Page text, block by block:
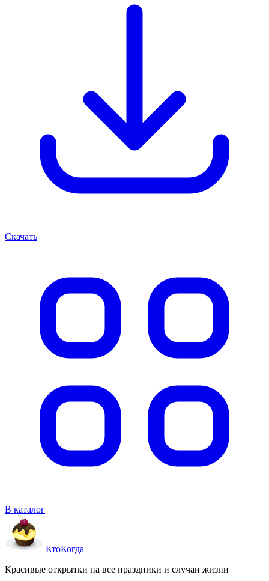
Скачать
В каталог
КтоКогда
Красивые открытки на все праздники и случаи жизни